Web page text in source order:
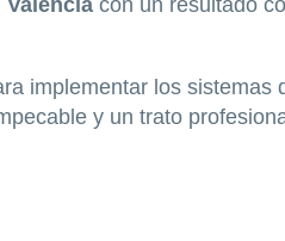
implementar los sistemas
y un trato